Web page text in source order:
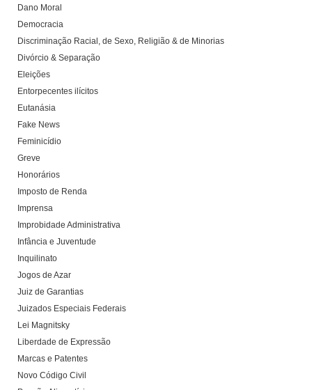
Dano Moral
Democracia
Discriminação Racial, de Sexo, Religião & de Minorias
Divórcio & Separação
Eleições
Entorpecentes ilícitos
Eutanásia
Fake News
Feminicídio
Greve
Honorários
Imposto de Renda
Imprensa
Improbidade Administrativa
Infância e Juventude
Inquilinato
Jogos de Azar
Juiz de Garantias
Juizados Especiais Federais
Lei Magnitsky
Liberdade de Expressão
Marcas e Patentes
Novo Código Civil